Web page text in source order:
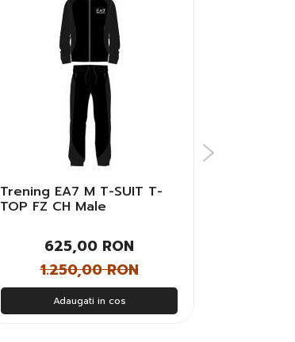
Trening EA7 M T-SUIT T-
TOP FZ CH Male
625,00 RON
1.250,00 RON
Adaugati in cos